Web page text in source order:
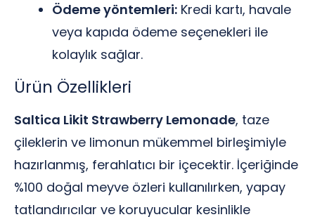
Ödeme yöntemleri: Kredi kartı, havale
veya kapıda ödeme seçenekleri ile
kolaylık sağlar.
Ürün Özellikleri
Saltica Likit Strawberry Lemonade, taze
çileklerin ve limonun mükemmel birleşimiyle
hazırlanmış, ferahlatıcı bir içecektir. İçeriğinde
%100 doğal meyve özleri kullanılırken, yapay
tatlandırıcılar ve koruyucular kesinlikle